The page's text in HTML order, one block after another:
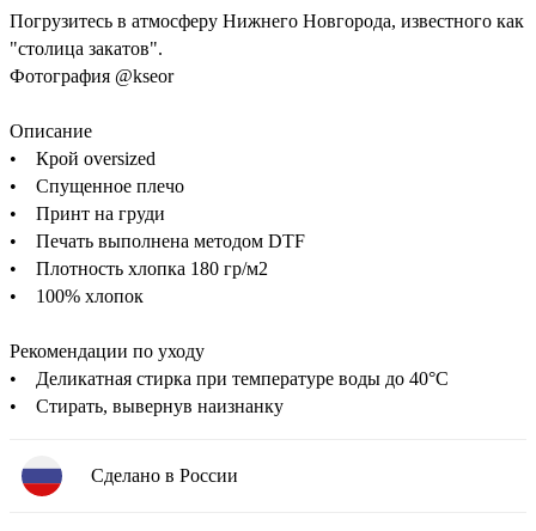
Погрузитесь в атмосферу Нижнего Новгорода, известного как
"столица закатов".
Фотография @kseor
Описание
• Крой oversized
• Спущенное плечо
• Принт на груди
• Печать выполнена методом DTF
• Плотность хлопка 180 гр/м2
• 100% хлопок
Рекомендации по уходу
• Деликатная стирка при температуре воды до 40°C
• Стирать, вывернув наизнанку
Сделано в России